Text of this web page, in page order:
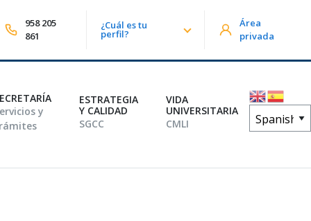
búsqueda
958 205
861
¿Cuál es tu
perfil?
Área
privada
y
ESTRATEGIA
Y CALIDAD
SGCC
VIDA
UNIVERSITARIA
CMLI